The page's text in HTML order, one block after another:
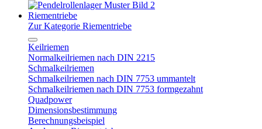
Riementriebe
Zur Kategorie Riementriebe
Keilriemen
Normalkeilriemen nach DIN 2215
Schmalkeilriemen
Schmalkeilriemen nach DIN 7753 ummantelt
Schmalkeilriemen nach DIN 7753 formgezahnt
Quadpower
Dimensionsbestimmung
Berechnungsbeispiel